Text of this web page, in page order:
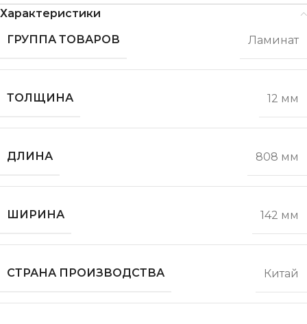
Характеристики
ГРУППА ТОВАРОВ
Ламинат
ТОЛЩИНА 12 мм
ДЛИНА 808 мм
ШИРИНА 142 мм
СТРАНА ПРОИЗВОДСТВА Китай